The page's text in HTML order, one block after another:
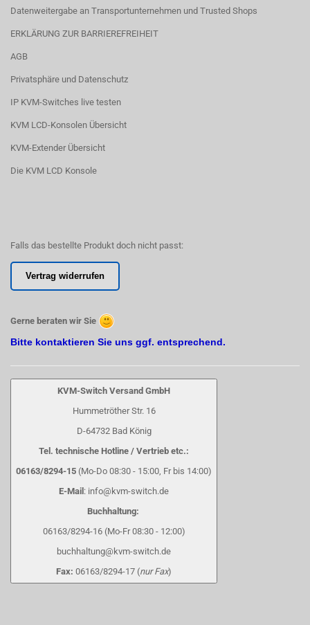
Datenweitergabe an Transportunternehmen und Trusted Shops
ERKLÄRUNG ZUR BARRIEREFREIHEIT
AGB
Privatsphäre und Datenschutz
IP KVM-Switches live testen
KVM LCD-Konsolen Übersicht
KVM-Extender Übersicht
Die KVM LCD Konsole
Falls das bestellte Produkt doch nicht passt:
Vertrag widerrufen
Gerne beraten wir Sie
Bitte kontaktieren Sie uns ggf. entsprechend.
KVM-Switch Versand GmbH
Hummetröther Str. 16
D-64732 Bad König
Tel. technische Hotline / Vertrieb etc.:
06163/8294-15 (Mo-Do 08:30 - 15:00, Fr bis 14:00)
E-Mail : info@kvm-switch.de
Buchhaltung:
06163/8294-16 (Mo-Fr 08:30 - 12:00)
buchhaltung@kvm-switch.de
Fax: 06163/8294-17 (nur Fax)